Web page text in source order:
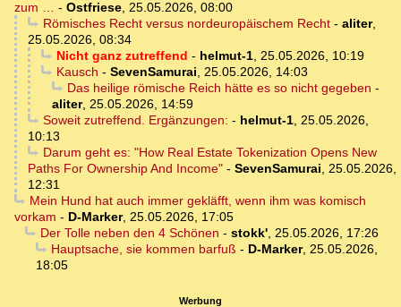
zum … - Ostfriese, 25.05.2026, 08:00
Römisches Recht versus nordeuropäischem Recht- aliter,
25.05.2026, 08:34
Nicht ganz zutreffend - helmut-1, 25.05.2026, 10:19
Kausch - SevenSamurai, 25.05.2026, 14:03
Das heilige römische Reich hätte es so nicht gegeben -
aliter, 25.05.2026, 14:59
Soweit zutreffend. Ergänzungen: - helmut-1, 25.05.2026,
10:13
Darum geht es: "How Real Estate Tokenization Opens New
Paths For Ownership And Income" - SevenSamurai, 25.05.2026,
12:31
Mein Hund hat auch immer gekläfft, wenn ihm was komisch
vorkam - D-Marker, 25.05.2026, 17:05
Der Tolle neben den 4 Schönen - stokk', 25.05.2026, 17:26
Hauptsache, sie kommen barfuß - D-Marker, 25.05.2026,
18:05
Werbung